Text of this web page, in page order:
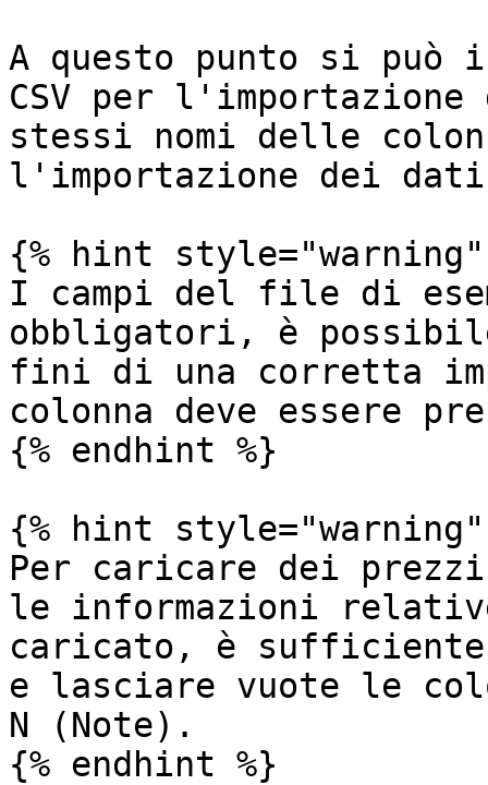
A questo punto si
CSV per
stessi nomi delle
l'importazione dei
{% hint style="warning"
I campi del file di
obbligatori, è
fini di una corretta
colonna deve essere
{% endhint %}
{% hint style="warning"
Per caricare dei
le informazioni
caricato, è sufficiente
e lasciare vuote le
N (Note).
{% endhint %}